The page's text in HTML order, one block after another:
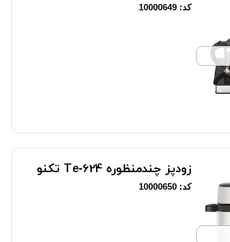
کد: 10000649
زودپز چندمنظوره Te‑624 تکنو
کد: 10000650